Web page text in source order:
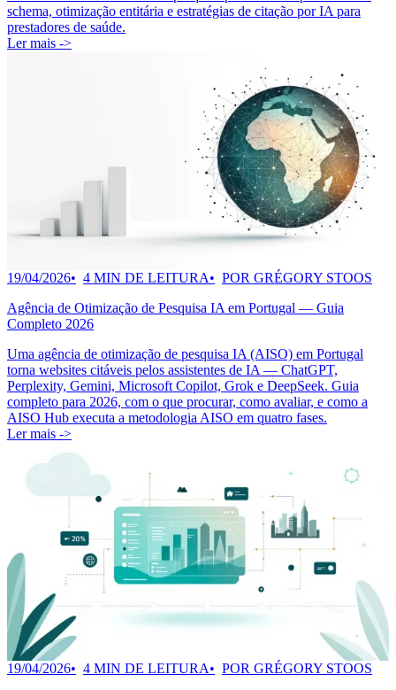
schema, otimização entitária e estratégias de citação por IA para
prestadores de saúde.
Ler mais ->
19/04/2026 4 MIN DE LEITURA
POR GRÉGORY STOOS
Agência de Otimização de Pesquisa IA em Portugal — Guia
Completo 2026
Uma agência de otimização de pesquisa IA (AISO) em Portugal
torna websites citáveis pelos assistentes de IA — ChatGPT,
Perplexity, Gemini, Microsoft Copilot, Grok e DeepSeek. Guia
completo para 2026, com o que procurar, como avaliar, e como a
AISO Hub executa a metodologia AISO em quatro fases.
Ler mais ->
19/04/2026 4 MIN DE LEITURA
POR GRÉGORY STOOS